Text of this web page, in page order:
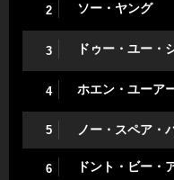
2 ソー・ヤング
3 ドゥー・ユー・
4 ホエン・ユーア
5 ノー・スペア・
6 ドント・ビー・